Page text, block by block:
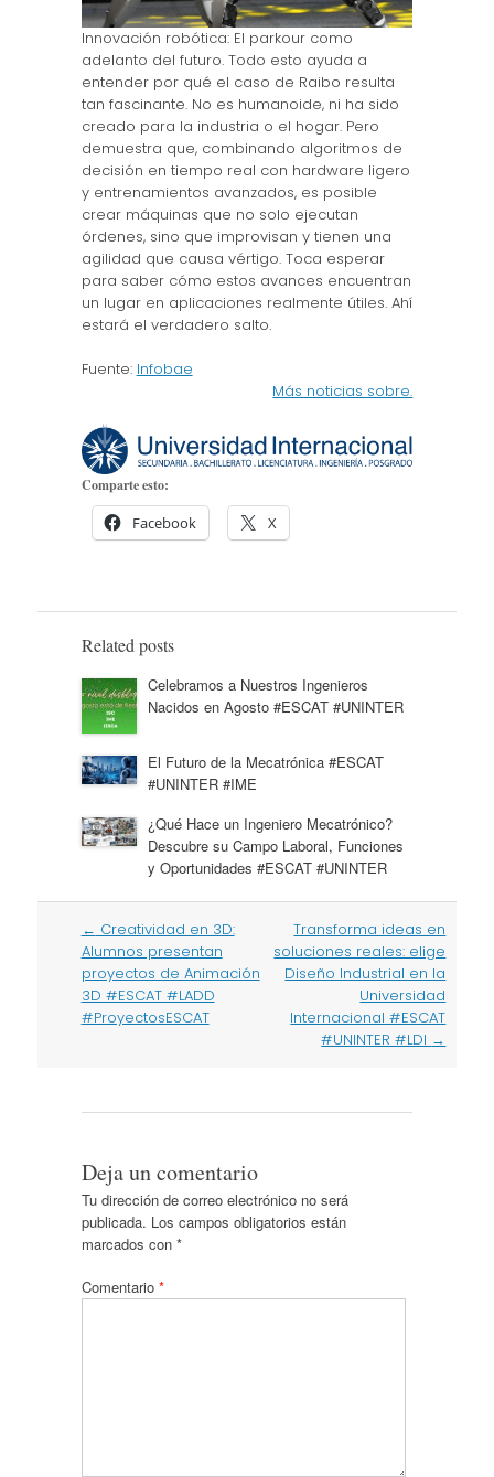
Innovación robótica: El parkour como
adelanto del futuro. Todo esto ayuda a
entender por qué el caso de Raibo resulta
tan fascinante. No es humanoide, ni ha sido
creado para la industria o el hogar. Pero
demuestra que, combinando algoritmos de
decisión en tiempo real con hardware ligero
y entrenamientos avanzados, es posible
crear máquinas que no solo ejecutan
órdenes, sino que improvisan y tienen una
agilidad que causa vértigo. Toca esperar
para saber cómo estos avances encuentran
un lugar en aplicaciones realmente útiles. Ahí
estará el verdadero salto.
Fuente: Infobae
Más noticias sobre.
Comparte esto:
Facebook X
Related posts
Celebramos a Nuestros Ingenieros
Nacidos en Agosto #ESCAT #UNINTER
El Futuro de la Mecatrónica #ESCAT
#UNINTER #IME
¿Qué Hace un Ingeniero Mecatrónico?
Descubre su Campo Laboral, Funciones
y Oportunidades #ESCAT #UNINTER
Post
navigation
← Creatividad en 3D:
Alumnos presentan
proyectos de Animación
3D #ESCAT #LADD
#ProyectosESCAT
Transforma ideas en
soluciones reales: elige
Diseño Industrial en la
Universidad
Internacional #ESCAT
#UNINTER #LDI →
Deja un comentario
Tu dirección de correo electrónico no será
publicada. Los campos obligatorios están
marcados con *
Comentario *